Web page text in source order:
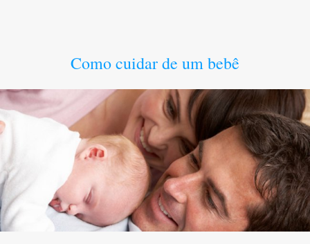
Como cuidar de um bebê